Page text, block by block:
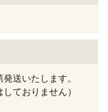
送いたします。
ておりません）